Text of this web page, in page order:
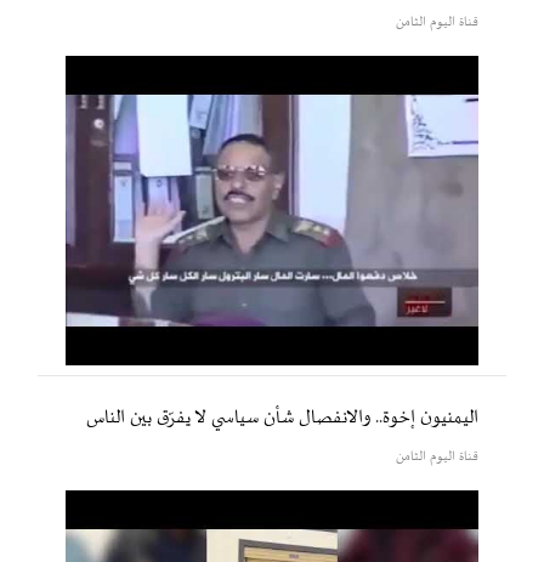
قناة اليوم الثامن
اليمنيون إخوة.. والانفصال شأن سياسي لا يفرّق بين الناس
قناة اليوم الثامن